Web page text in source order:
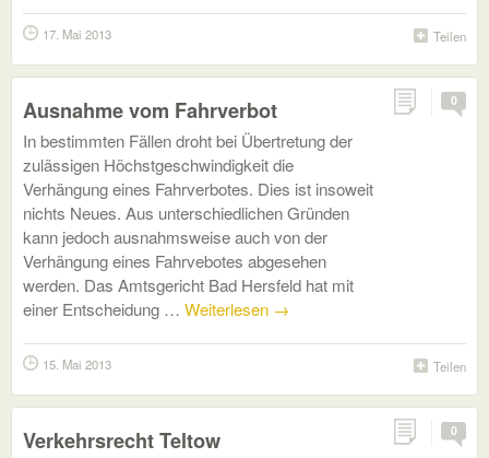
Teilen
17. Mai 2013
0
Ausnahme vom Fahrverbot
In bestimmten Fällen droht bei Übertretung der
zulässigen Höchstgeschwindigkeit die
Verhängung eines Fahrverbotes. Dies ist insoweit
nichts Neues. Aus unterschiedlichen Gründen
kann jedoch ausnahmsweise auch von der
Verhängung eines Fahrvebotes abgesehen
werden. Das Amtsgericht Bad Hersfeld hat mit
einer Entscheidung … Weiterlesen →
Teilen
15. Mai 2013
0
Verkehrsrecht Teltow